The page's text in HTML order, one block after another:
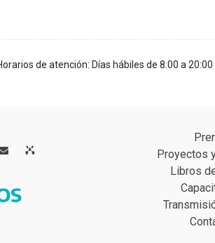
de atención: Días hábiles de 8:00 a 20:00

Proyectos
Libros